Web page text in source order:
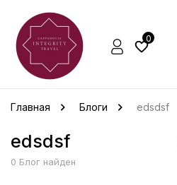
0
Главная Блоги edsdsf
edsdsf
0 Блог найден